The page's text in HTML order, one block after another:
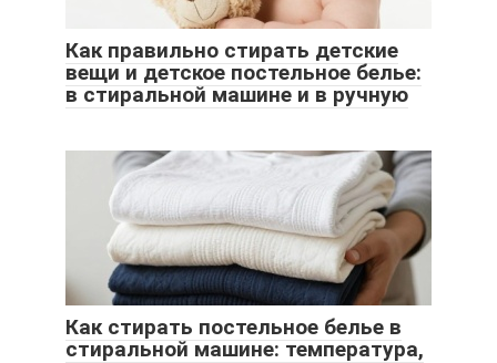
Как правильно стирать детские
вещи и детское постельное белье:
в стиральной машине и в ручную
Как стирать постельное белье в
стиральной машине: температура,